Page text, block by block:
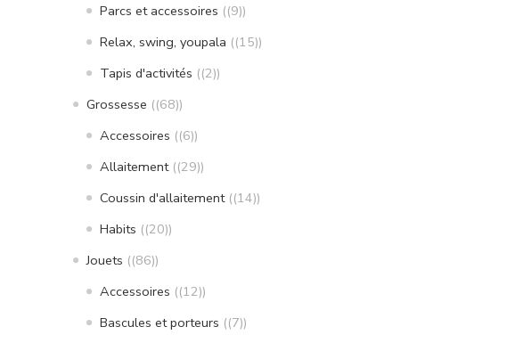
Parcs et accessoires (9)
Relax, swing, youpala (15)
Tapis d'activités (2)
Grossesse (68)
Accessoires (6)
Allaitement (29)
Coussin d'allaitement (14)
Habits (20)
Jouets (86)
Accessoires (12)
Bascules et porteurs (7)